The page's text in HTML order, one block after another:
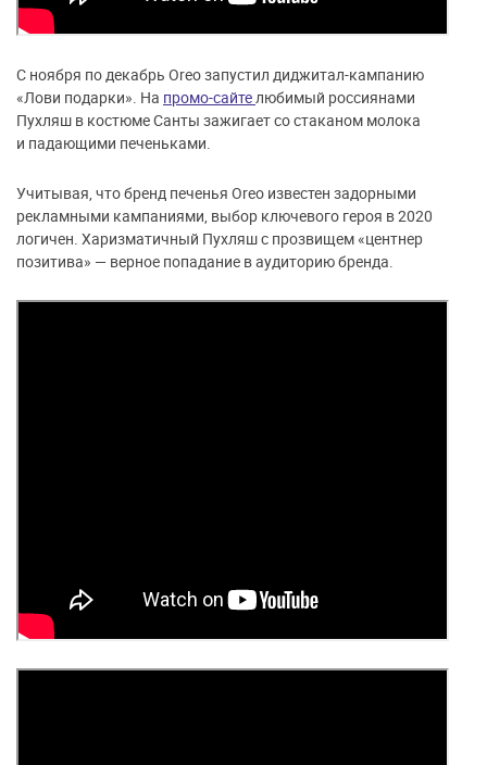
С ноября по декабрь Oreo запустил диджитал-кампанию
«Лови подарки». На промо-сайте любимый россиянами
Пухляш в костюме Санты зажигает со стаканом молока
и падающими печеньками.
Учитывая, что бренд печенья Oreo известен задорными
рекламными кампаниями, выбор ключевого героя в 2020
логичен. Харизматичный Пухляш с прозвищем «центнер
позитива» — верное попадание в аудиторию бренда.